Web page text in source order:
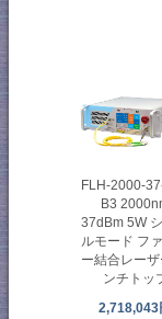
FLH-2000-
B3
37dBm 5W
ルモード フ
ー結合レー
ンチトッ
2,718,043